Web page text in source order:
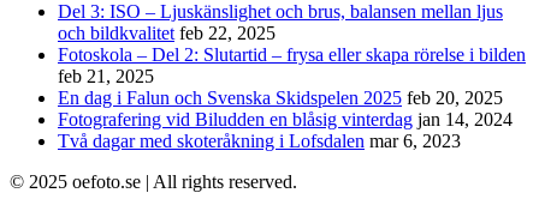
Del 3: ISO – Ljuskänslighet och brus, balansen mellan ljus
och bildkvalitet feb 22, 2025
Fotoskola – Del 2: Slutartid – frysa eller skapa rörelse i bilden
feb 21, 2025
En dag i Falun och Svenska Skidspelen 2025 feb 20, 2025
Fotografering vid Biludden en blåsig vinterdag jan 14, 2024
Två dagar med skoteråkning i Lofsdalen mar 6, 2023
© 2025 oefoto.se | All rights reserved.